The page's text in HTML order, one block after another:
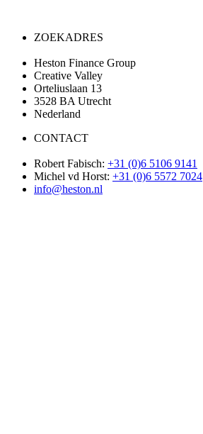
ZOEKADRES
Heston Finance Group
Creative Valley
Orteliuslaan 13
3528 BA Utrecht
Nederland
CONTACT
Robert Fabisch: +31 (0)6 5106 9141
Michel vd Horst: +31 (0)6 5572 7024
info@heston.nl